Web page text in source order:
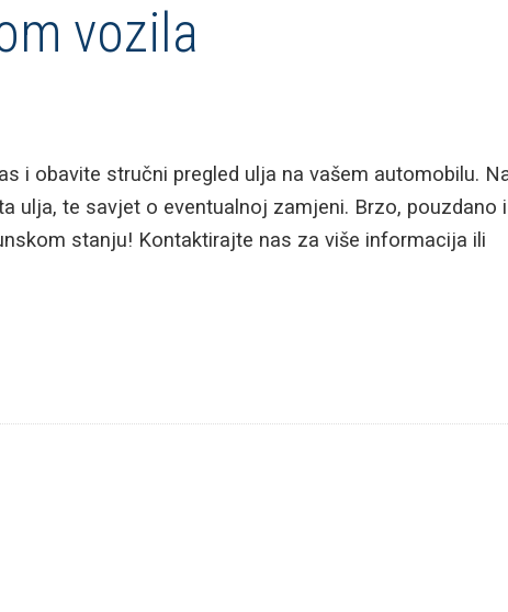
vozila
i obavite stručni pregled ulja na vašem automobilu.
ulja, te savjet o eventualnoj zamjeni. Brzo, pouzdano
stanju! Kontaktirajte nas za više informacija ili